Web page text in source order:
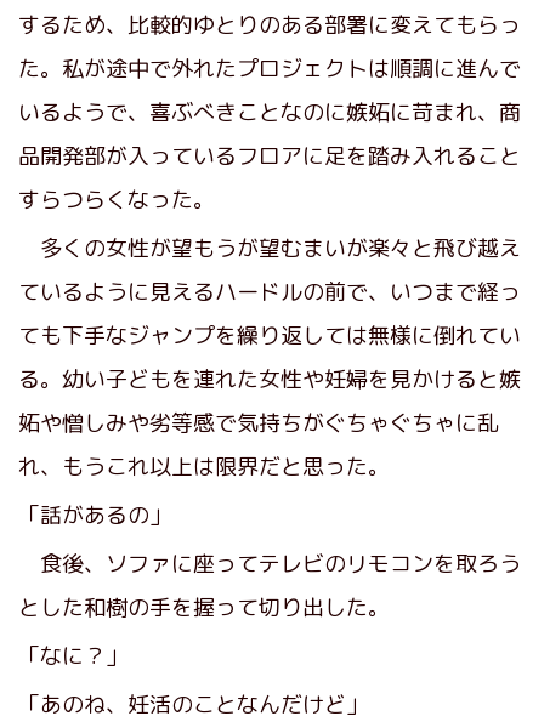
するため、比較的ゆとりのある部署に変えてもらっ
た。私が途中で外れたプロジェクトは順調に進んで
いるようで、喜ぶべきことなのに嫉妬に苛まれ、商
品開発部が入っているフロアに足を踏み入れること
すらつらくなった。
多くの女性が望もうが望むまいが楽々と飛び越え
ているように見えるハードルの前で、いつまで経っ
ても下手なジャンプを繰り返しては無様に倒れてい
る。幼い子どもを連れた女性や妊婦を見かけると嫉
妬や憎しみや劣等感で気持ちがぐちゃぐちゃに乱
れ、もうこれ以上は限界だと思った。
「話があるの」
食後、ソファに座ってテレビのリモコンを取ろう
とした和樹の手を握って切り出した。
「なに？」
「あのね、妊活のことなんだけど」